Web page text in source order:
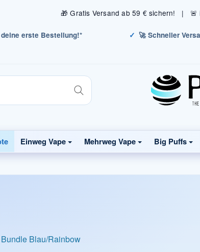
🎁 Gratis Versand ab 59 € sichern! | 🚨
erste Bestellung!* 🚀 Schneller
Einweg Vape Mehrweg Vape Big Puffs